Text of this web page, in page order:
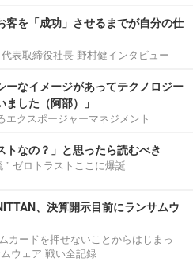
客を「成功」させるまでが自分の仕
表取締役社長 野村健インタビュー
ーなイメージがあってテクノロジー
した（阿部）」
エクスポージャーマネジメント
トなの？」と思ったら読むべき
” ゼロトラストここに爆誕
、決算開示目前にランサムウ
カードを押せないことからはじまっ
ウェア 戦い全記録